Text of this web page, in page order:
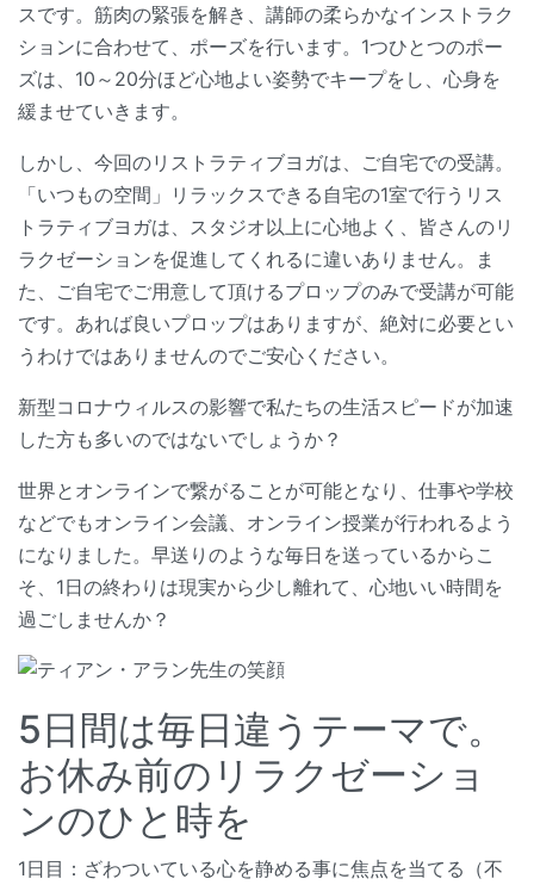
スです。筋肉の緊張を解き、講師の柔らかなインストラク
ションに合わせて、ポーズを行います。1つひとつのポー
ズは、10～20分ほど心地よい姿勢でキープをし、心身を
緩ませていきます。
しかし、今回のリストラティブヨガは、ご自宅での受講。
「いつもの空間」リラックスできる自宅の1室で行うリス
トラティブヨガは、スタジオ以上に心地よく、皆さんのリ
ラクゼーションを促進してくれるに違いありません。ま
た、ご自宅でご用意して頂けるプロップのみで受講が可能
です。あれば良いプロップはありますが、絶対に必要とい
うわけではありませんのでご安心ください。
新型コロナウィルスの影響で私たちの生活スピードが加速
した方も多いのではないでしょうか？
世界とオンラインで繋がることが可能となり、仕事や学校
などでもオンライン会議、オンライン授業が行われるよう
になりました。早送りのような毎日を送っているからこ
そ、1日の終わりは現実から少し離れて、心地いい時間を
過ごしませんか？
5日間は毎日違うテーマで。
お休み前のリラクゼーショ
ンのひと時を
1日目：ざわついている心を静める事に焦点を当てる（不